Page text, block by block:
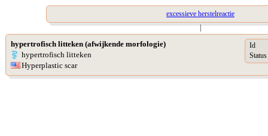
excessieve herstelreactie
|
hypertrofisch litteken (afwijkende morfologie)
hypertrofisch litteken
Hyperplastic scar
Id
Status